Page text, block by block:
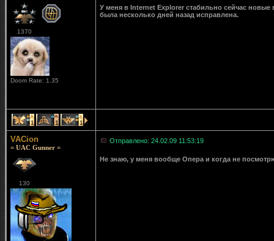
1370
Doom Rate: 1.35
У меня в Internet Explorer стабильно сейчас новые
была несколько дней назад исправлена.
1 1 1
VACion
= UAC Gunner =
130
Отправлено: 24.02.09 11:53:19
Не знаю, у меня вообще Опера и когда не